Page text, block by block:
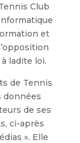
Club
et
ladite loi.
de Tennis
données
de ses
ci-après
». Elle